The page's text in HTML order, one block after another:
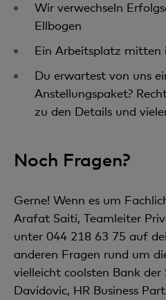
Wir verwechseln
Ellbogen
Ein Arbeitsplatz mitten
Du erwartest von uns
Anstellungspaket?
zu den Details und
Noch Fragen?
Gerne! Wenn es um
Arafat Saiti, Teamleiter
unter 044 218 63 75 auf
anderen Fragen rund um
vielleicht coolsten Bank
Davidovic, HR Business